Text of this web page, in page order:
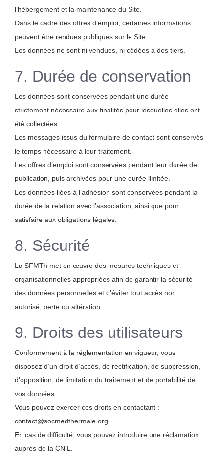
l’hébergement et la maintenance du Site.
Dans le cadre des offres d’emploi, certaines informations
peuvent être rendues publiques sur le Site.
Les données ne sont ni vendues, ni cédées à des tiers.
7. Durée de conservation
Les données sont conservées pendant une durée
strictement nécessaire aux finalités pour lesquelles elles ont
été collectées.
Les messages issus du formulaire de contact sont conservés
le temps nécessaire à leur traitement.
Les offres d’emploi sont conservées pendant leur durée de
publication, puis archivées pour une durée limitée.
Les données liées à l’adhésion sont conservées pendant la
durée de la relation avec l’association, ainsi que pour
satisfaire aux obligations légales.
8. Sécurité
La SFMTh met en œuvre des mesures techniques et
organisationnelles appropriées afin de garantir la sécurité
des données personnelles et d’éviter tout accès non
autorisé, perte ou altération.
9. Droits des utilisateurs
Conformément à la réglementation en vigueur, vous
disposez d’un droit d’accès, de rectification, de suppression,
d’opposition, de limitation du traitement et de portabilité de
vos données.
Vous pouvez exercer ces droits en contactant :
contact@socmedthermale.org.
En cas de difficulté, vous pouvez introduire une réclamation
auprès de la CNIL.